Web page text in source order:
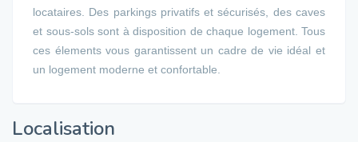
locataires. Des parkings privatifs et sécurisés, des caves
et sous-sols sont à disposition de chaque logement. Tous
ces élements vous garantissent un cadre de vie idéal et
un logement moderne et confortable.
Localisation